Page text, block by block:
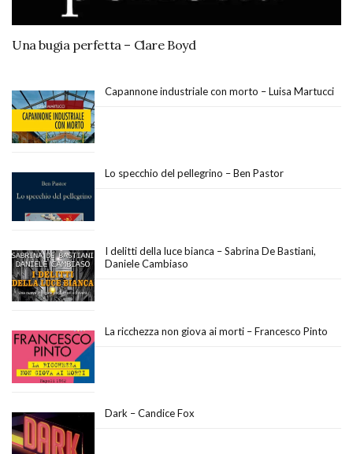
Una bugia perfetta – Clare Boyd
Capannone industriale con morto – Luisa Martucci
Lo specchio del pellegrino – Ben Pastor
I delitti della luce bianca – Sabrina De Bastiani,
Daniele Cambiaso
La ricchezza non giova ai morti – Francesco Pinto
Dark – Candice Fox